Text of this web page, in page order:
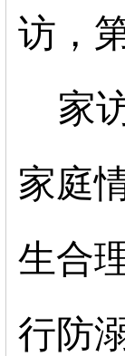
访，
家
家庭
生合
行防